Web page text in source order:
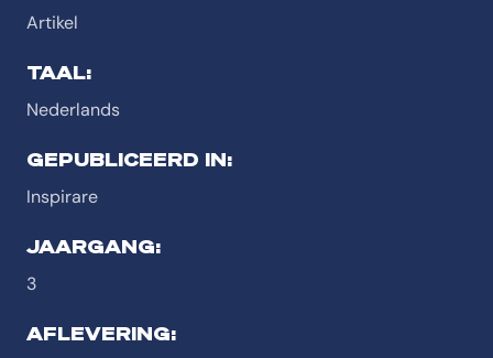
Artikel
TAAL:
Nederlands
GEPUBLICEERD IN:
Inspirare
JAARGANG:
3
AFLEVERING: